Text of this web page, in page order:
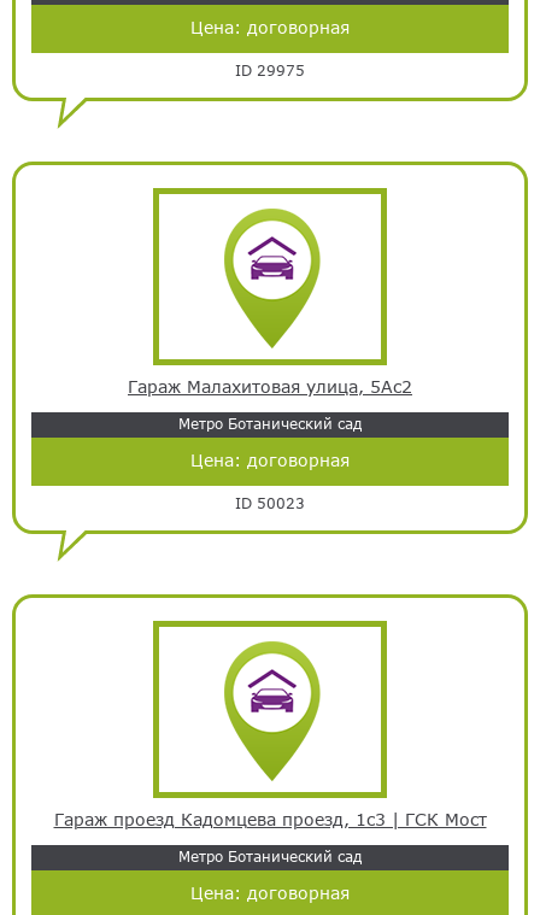
Цена: договорная
ID 29975
Гараж Малахитовая улица, 5Ас2
Метро Ботанический сад
Цена: договорная
ID 50023
Гараж проезд Кадомцева проезд, 1с3 | ГСК Мост
Метро Ботанический сад
Цена: договорная